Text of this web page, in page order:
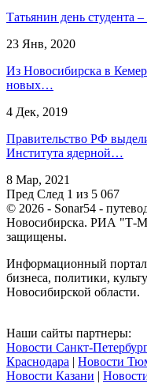
Татьянин день студента
23 Янв, 2020
Из Новосибирска в
новых…
4 Дек, 2019
Правительство РФ
Института ядерной…
8 Мар, 2021
Пред След 1 из 5 067
© 2026 - Sonar54 -
Новосибирска. РИА
защищены.
Информационный портал
бизнеса, политики,
Новосибирской области.
Наши сайты партнеры:
Новости Санкт-
Краснодара | Новости
Новости Казани |